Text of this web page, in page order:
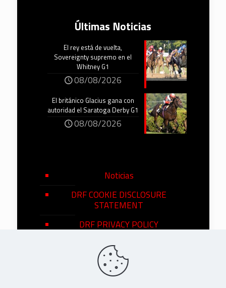
Últimas Noticias
El rey está de vuelta,
Sovereignty supremo en el
Whitney G1
08/08/2026
El británico Glacius gana con
autoridad el Saratoga Derby G1
08/08/2026
Noticias
DRF COOKIE DISCLOSURE
STATEMENT
DRF PRIVACY POLICY